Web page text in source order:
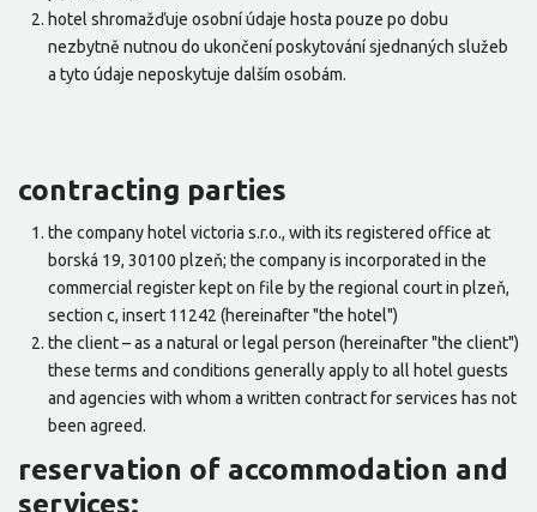
hotel shromažďuje osobní údaje hosta pouze po dobu
nezbytně nutnou do ukončení poskytování sjednaných služeb
a tyto údaje neposkytuje dalším osobám.
contracting parties
the company hotel victoria s.r.o., with its registered office at
borská 19, 30100 plzeň; the company is incorporated in the
commercial register kept on file by the regional court in plzeň,
section c, insert 11242 (hereinafter "the hotel")
the client – as a natural or legal person (hereinafter "the client")
these terms and conditions generally apply to all hotel guests
and agencies with whom a written contract for services has not
been agreed.
reservation of accommodation and
services: